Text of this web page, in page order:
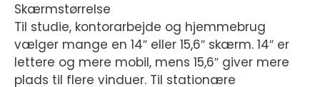
Skærmstørrelse
Til studie, kontorarbejde og hjemmebrug
vælger mange en 14″ eller 15,6″ skærm. 14″ er
lettere og mere mobil, mens 15,6″ giver mere
plads til flere vinduer. Til stationære